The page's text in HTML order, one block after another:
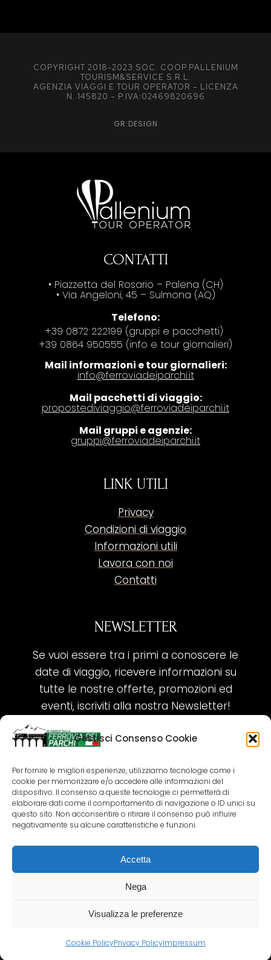
Gestisci Consenso Cookie
Per fornire le migliori esperienze, utilizziamo tecnologie come i
cookie per memorizzare e/o accedere alle informazioni del
dispositivo. Il consenso a queste tecnologie ci permetterà di
elaborare dati come il comportamento di navigazione o ID unici su
questo sito. Non acconsentire o ritirare il consenso può influire
negativamente su alcune caratteristiche e funzioni.
Accetta
Nega
Visualizza le preferenze
Cookie PolicyPrivacy PolicyImpressum
COPYRIGHT 2018-2023 SOC. COOP.PALLENIUM
TOURISM&SERVICE S.R.L.
AGENZIA VIAGGI E TOUR OPERATOR – LICENZA
N. 145820 – P.IVA:02469820696
GR.DESIGN
CONTATTI
• Piazzetta del Rosario – Palena (CH)
• Via Angeloni, 45 – Sulmona (AQ)
Telefono:
+39 0872 222199 (gruppi e pacchetti)
+39 0864 950555 (info e tour giornalieri)
Mail informazioni e tour giornalieri:
info@ferroviadeiparchi.it
Mail pacchetti di viaggio:
propostediviaggio@ferroviadeiparchi.it
Mail gruppi e agenzie:
gruppi@ferroviadeiparchi.it
LINK UTILI
Privacy
Condizioni di viaggio
Informazioni utili
Lavora con noi
Contatti
NEWSLETTER
Se vuoi essere tra i primi a conoscere le
date di viaggio, ricevere informazioni su
tutte le nostre offerte, promozioni ed
eventi, iscriviti alla nostra Newsletter!
ISCRIVITI ORA!
SEGUICI SUI NOSTRI SOCIAL
COPYRIGHT 2018-2025 PALLENIUM TOURISM
SRL
AGENZIA VIAGGI E TOUR OPERATOR – P.IVA: